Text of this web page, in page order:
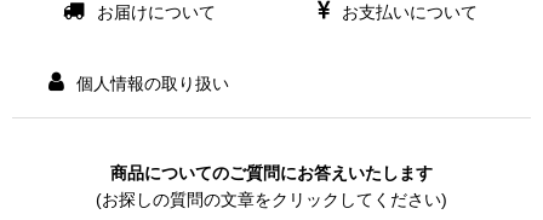
お届けについて お支払いについて
個人情報の取り扱い
商品についてのご質問にお答えいたします
(お探しの質問の文章をクリックしてください)